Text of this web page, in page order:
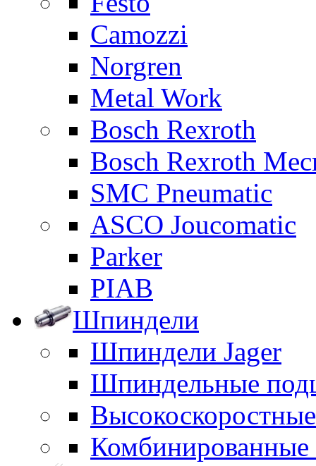
Camozzi
Norgren
Metal Work
Bosch Rexroth
Bosch Rexroth
SMC Pneumatic
ASCO Joucomatic
Parker
PIAB
Шпиндели
Шпиндели Jager
Шпиндельные